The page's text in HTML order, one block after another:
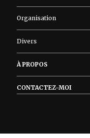
Organisation
Divers
À PROPOS
CONTACTEZ-MOI